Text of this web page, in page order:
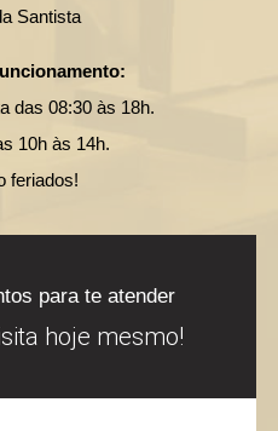
Santista
das 08:30 às 18h.
10h às 14h.
feriados!
para te atender
hoje mesmo!